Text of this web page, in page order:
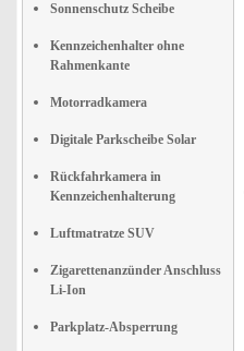
Sonnenschutz Scheibe
Kennzeichenhalter ohne
Rahmenkante
Motorradkamera
Digitale Parkscheibe Solar
Rückfahrkamera in
Kennzeichenhalterung
Luftmatratze SUV
Zigarettenanzünder Anschluss
Li-Ion
Parkplatz-Absperrung